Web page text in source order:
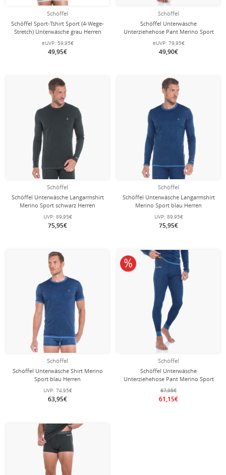
Schöffel
Schöffel Sport-Tshirt Sport (4-Wege-
Stretch) Unterwäsche grau Herren
eUVP: 59,95€
49,95€
Schöffel
Schöffel Unterwäsche
Unterziehehose Pant Merino Sport
lang schwarz Herren
eUVP: 79,95€
49,90€
Schöffel
Schöffel Unterwäsche Langarmshirt
Merino Sport schwarz Herren
UVP: 89,95€
75,95€
Schöffel
Schöffel Unterwäsche Langarmshirt
Merino Sport blau Herren
UVP: 89,95€
75,95€
Schöffel
Schöffel Unterwäsche Shirt Merino
Sport blau Herren
UVP: 74,95€
63,95€
Schöffel
Schöffel Unterwäsche
Unterziehehose Pant Merino Sport
lang blau Herren
67,95€
61,15€
10% reduziert